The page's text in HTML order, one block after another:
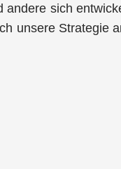
sich
unsere Strategie